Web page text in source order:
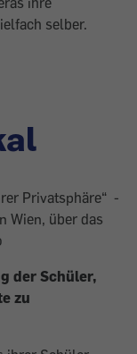
selber.
Privatsphäre“ -
Wien, über das
der Schüler,
zu